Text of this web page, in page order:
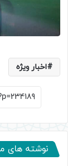
اخبار ویژه
نوشته های